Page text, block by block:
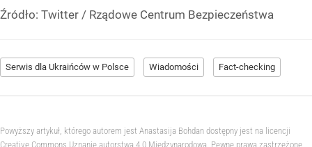
Źródło: Twitter / Rządowe Centrum Bezpieczeństwa
Serwis dla Ukraińców w Polsce Wiadomości Fact-checking
Powyższy artykuł, którego autorem jest Anastasija Bohdan dostępny jest na licencji
Creative Commons Uznanie autorstwa 4.0 Międzynarodowa. Pewne prawa zastrzeżone